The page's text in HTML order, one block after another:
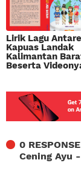
Lirik Lagu Antare
Kapuas Landak
Kalimantan
Beserta
0
Cening Ayu